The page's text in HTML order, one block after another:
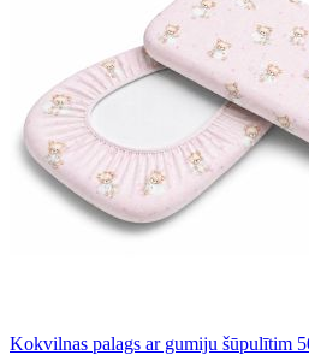
Kokvilnas palags ar gumiju šūpulītim